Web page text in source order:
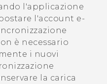
l'applicazione
l'account e-
è necessario
i nuovi
la carica